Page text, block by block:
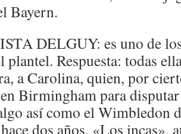
Bayern.
DELGUY: es uno de
plantel. Respuesta: todas
a Carolina, quien, por
Birmingham para
así como el Wimbledon
dos años. «Los incas»,